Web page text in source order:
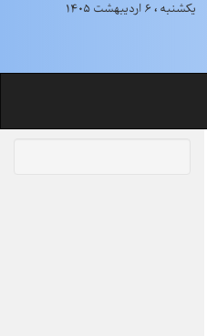
یکشنبه ، ۶ اردیبهشت ۱۴۰۵